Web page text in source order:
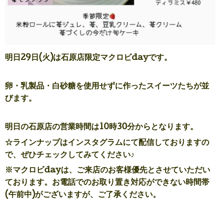
明日29 日(火)は石原店限定マクロビdayです。
卵・乳製品・白砂糖を使用せずに作ったスイーツたちが並
びます。
明日の石原店の営業時間は10時30分からとなります。
☆ラインナップはインスタグラムにて配信しておりますの
で、ぜひチェックしてみてください♪
※マクロビdayは、 ご来店のお客様優先とさせていただい
ております。 お電話でのお取り置き対応ができない時間帯
(午前中)がございますが、ご了承ください。